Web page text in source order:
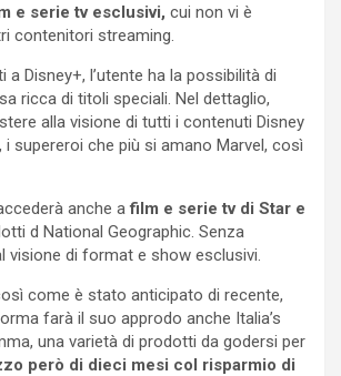
e serie tv esclusivi, cui non vi è
contenitori streaming.
Disney+, l’utente ha la possibilità di
ricca di titoli speciali. Nel dettaglio,
alla visione di tutti i contenuti Disney
i supereroi che più si amano Marvel, così
anche afilm e serie tv di Star e
d National Geographic. Senza
visione di format e show esclusivi.
come è stato anticipato di recente,
farà il suo approdo anche Italia’s
una varietà di prodotti da godersi per
però di dieci mesi col risparmio di